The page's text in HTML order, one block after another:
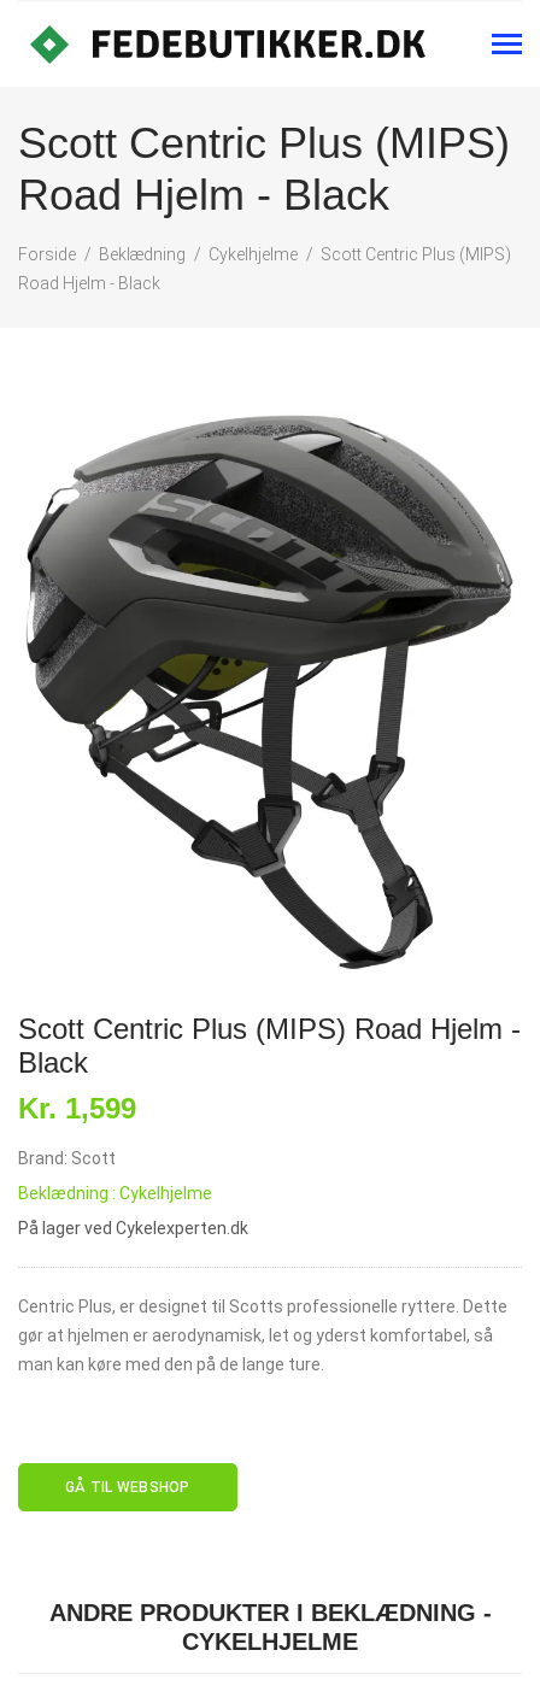
Scott Centric Plus (MIPS)
Road Hjelm - Black
Forside Beklædning Cykelhjelme
Scott Centric Plus (MIPS)
Road Hjelm - Black
Scott Centric Plus (MIPS) Road Hjelm -
Black
Kr. 1,599
Brand: Scott
Beklædning : Cykelhjelme
På lager ved Cykelexperten.dk
Centric Plus, er designet til Scotts professionelle ryttere. Dette
gør at hjelmen er aerodynamisk, let og yderst komfortabel, så
man kan køre med den på de lange ture.
GÅ TIL WEBSHOP
ANDRE PRODUKTER I BEKLÆDNING -
CYKELHJELME